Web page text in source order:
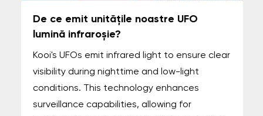
De ce emit unitățile noastre UFO
lumină infraroșie?
Kooi's UFOs emit infrared light to ensure clear
visibility during nighttime and low-light
conditions. This technology enhances
surveillance capabilities, allowing for